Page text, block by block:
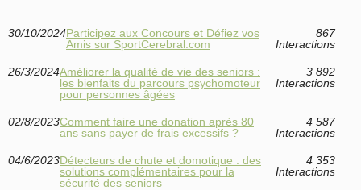
30/10/2024Participez aux Concours et Défiez vos
Amis sur SportCerebral.com
867
Interactions
26/3/2024Améliorer la qualité de vie des seniors :
les bienfaits du parcours psychomoteur
pour personnes âgées
3 892
Interactions
02/8/2023Comment faire une donation après 80
ans sans payer de frais excessifs ?
4 587
Interactions
04/6/2023Détecteurs de chute et domotique : des
solutions complémentaires pour la
sécurité des seniors
4 353
Interactions